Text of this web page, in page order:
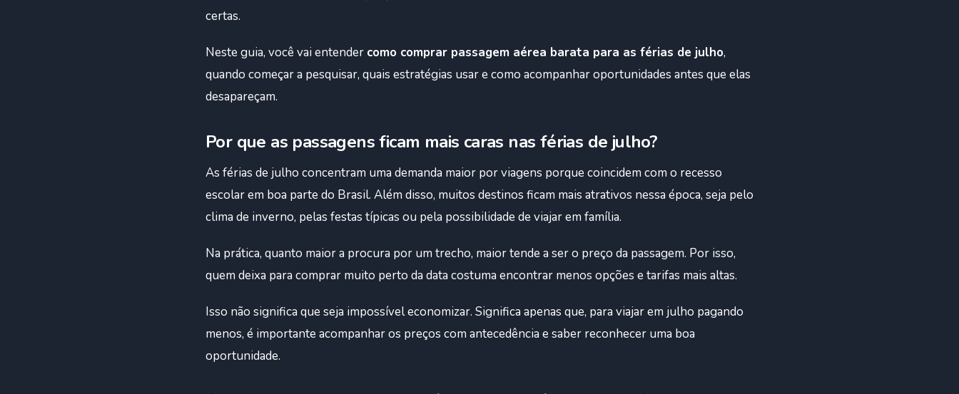
certas.
Neste guia, você vai entender como comprar passagem aérea barata para as férias de julho,
quando começar a pesquisar, quais estratégias usar e como acompanhar oportunidades antes que elas
desapareçam.
Por que as passagens ficam mais caras nas férias de julho?
As férias de julho concentram uma demanda maior por viagens porque coincidem com o recesso
escolar em boa parte do Brasil. Além disso, muitos destinos ficam mais atrativos nessa época, seja pelo
clima de inverno, pelas festas típicas ou pela possibilidade de viajar em família.
Na prática, quanto maior a procura por um trecho, maior tende a ser o preço da passagem. Por isso,
quem deixa para comprar muito perto da data costuma encontrar menos opções e tarifas mais altas.
Isso não significa que seja impossível economizar. Significa apenas que, para viajar em julho pagando
menos, é importante acompanhar os preços com antecedência e saber reconhecer uma boa
oportunidade.